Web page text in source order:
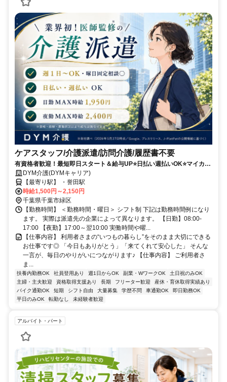
ケアスタッフ/介護派遣/訪問介護/履歴書不要
有資格者歓迎！最短即日スタート＆給与UP⭐️日払い週払いOK⭐️マイカー
通勤可＆希望シフト柔軟対応✨
DYM介護(DYMキャリア)
【最寄り駅】 ・誉田駅
時給1,500円～2,150円
千葉県千葉市緑区
【勤務時間】 ＜勤務時間・曜日＞ シフト制 下記は勤務時間例になり
ます。 実際は派遣先の企業によって異なります。 【日勤】08:00-
17:00 【夜勤】17:00～翌10:00 実働時間や曜...
【仕事内容】 利用者さまの“いつもの暮らし”をそのまま大切にできる
お仕事です◎ 「今日もありがとう」「来てくれて安心した」 そんな
一言が、毎日のやりがいにつながります♪ 【仕事内容】 ご利用者さ
ま...
扶養内勤務OK 社員登用あり 週1日からOK 副業・WワークOK
土日祝のみOK
主婦・主夫歓迎
資格取得支援あり 長期 フリーター歓迎
産休・育休取得実績あり
バイク通勤OK
短期 シフト自由 大量募集 学歴不問 車通勤OK
即日勤務OK
平日のみOK
転勤なし 未経験者歓迎
アルバイト・パート